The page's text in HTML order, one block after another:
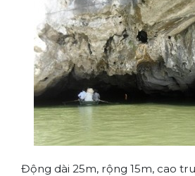
Động dài 25m, rộng 15m, cao